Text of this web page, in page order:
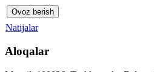
Natijalar
Aloqalar